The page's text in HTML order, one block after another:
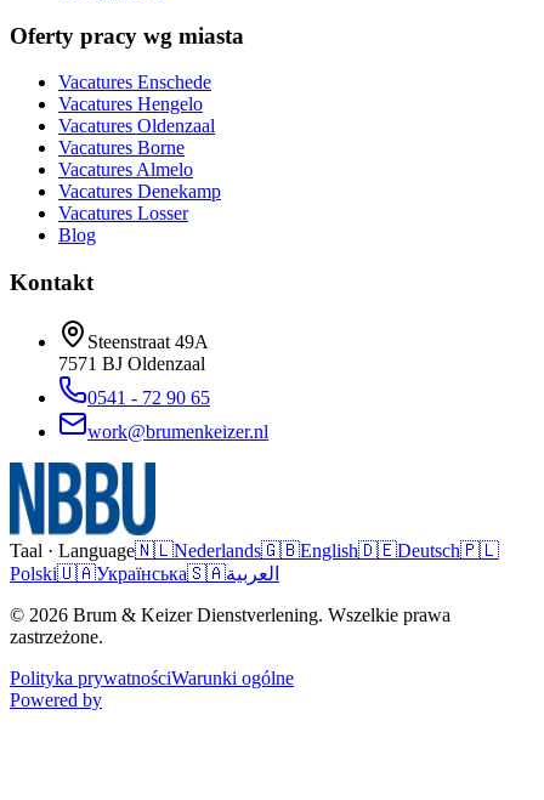
Oferty pracy wg miasta
Vacatures Enschede
Vacatures Hengelo
Vacatures Oldenzaal
Vacatures Borne
Vacatures Almelo
Vacatures Denekamp
Vacatures Losser
Blog
Kontakt
Steenstraat 49A
7571 BJ Oldenzaal
0541 - 72 90 65
work@brumenkeizer.nl
Taal · Language🇳🇱Nederlands🇬🇧English🇩🇪Deutsch🇵🇱
Polski🇺🇦Українська🇸🇦العربية
© 2026 Brum & Keizer Dienstverlening. Wszelkie prawa
zastrzeżone.
Polityka prywatnościWarunki ogólne
Powered by